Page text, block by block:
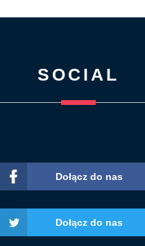
SOCIAL
Dołącz do nas
Dołącz do nas